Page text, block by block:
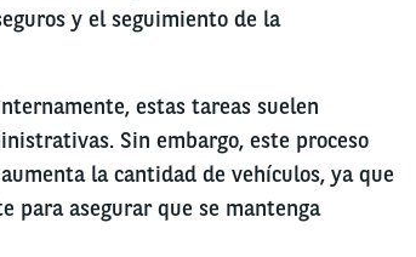
y el seguimiento de la
estas tareas suelen
Sin embargo, este proceso
la cantidad de vehículos, ya que
para asegurar que se mantenga